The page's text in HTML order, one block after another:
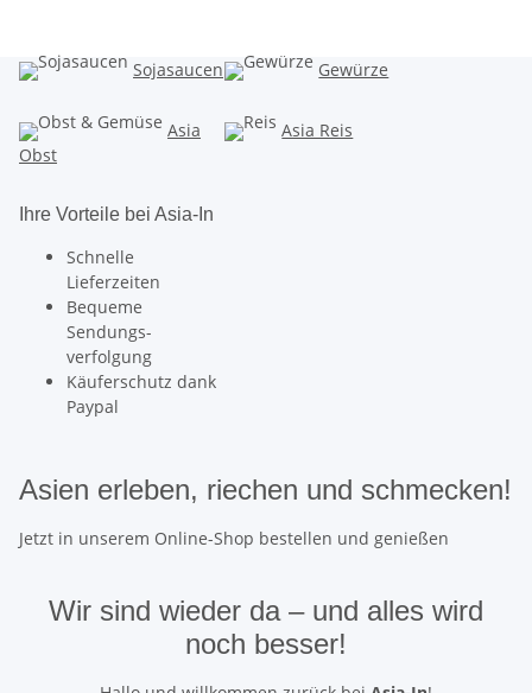
Sojasaucen Gewürze
Asia
Obst
Asia Reis
Ihre Vorteile bei Asia-In
Schnelle
Lieferzeiten
Bequeme
Sendungs-
verfolgung
Käuferschutz dank
Paypal
Asien erleben, riechen und schmecken!
Jetzt in unserem Online-Shop bestellen und genießen
Wir sind wieder da– und alles wird
noch besser!